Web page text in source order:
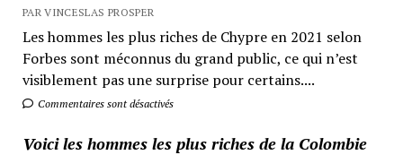
PAR VINCESLAS PROSPER
Les hommes les plus riches de Chypre en 2021 selon
Forbes sont méconnus du grand public, ce qui n’est
visiblement pas une surprise pour certains....
Commentaires sont désactivés
Voici les hommes les plus riches de la Colombie